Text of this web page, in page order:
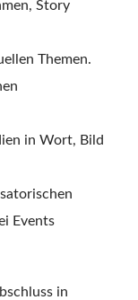
Story
Themen.
in Wort, Bild
Events
in